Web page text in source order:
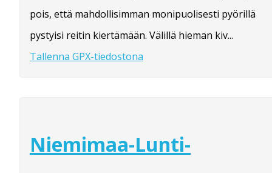
pois, että mahdollisimman monipuolisesti pyörillä
pystyisi reitin kiertämään. Välillä hieman kiv...
Tallenna GPX-tiedostona
Niemimaa-Lunti-